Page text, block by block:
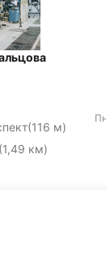
(116 м)
(1,49 км)